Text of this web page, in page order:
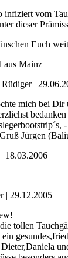
vom
dieser
Euch
aus Mainz
|
mich bei Dir
Jürgen
18.03.2006
| 29.12.2005
tollen